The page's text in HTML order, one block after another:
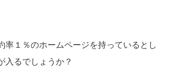
率１％のホームページを持っているとし
入るでしょうか？